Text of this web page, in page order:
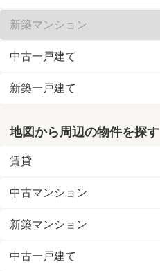
新築マンション
中古一戸建て
新築一戸建て
地図から周辺の物件を探す
賃貸
中古マンション
新築マンション
中古一戸建て